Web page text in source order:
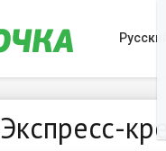
Русский
Экспресс-